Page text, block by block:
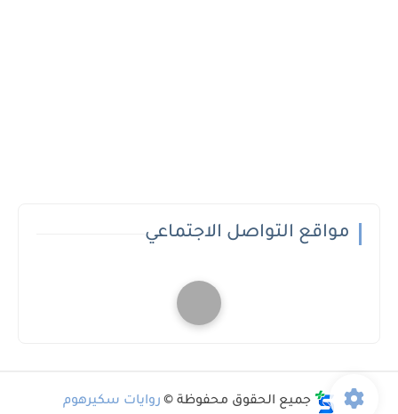
مواقع التواصل الاجتماعي
جميع الحقوق محفوظة © روايات سكيرهوم